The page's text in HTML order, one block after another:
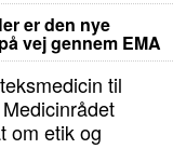
er den nye
vej gennem EMA